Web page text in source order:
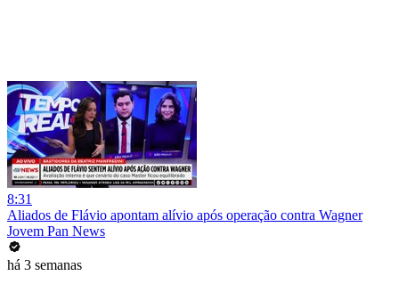
8:31
Aliados de Flávio apontam alívio após operação contra Wagner
Jovem Pan News
há 3 semanas